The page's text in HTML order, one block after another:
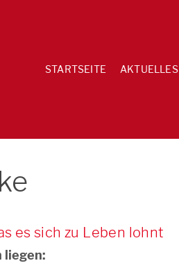
STARTSEITE AKTUELLES
es sich zu Leben lohnt
liegen: